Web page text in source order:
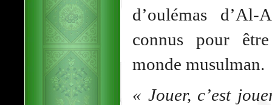
d’oulémas
connus pour
monde musulman.
« Jouer, c’est